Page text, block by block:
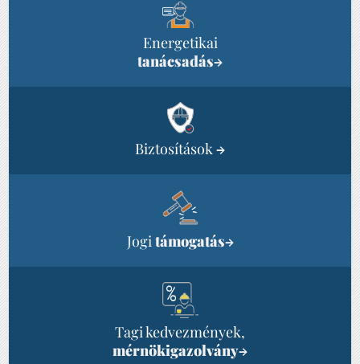
Energetikai
tanácsadás→
Biztosítások →
Jogitámogatás→
Tagi kedvezmények,
mérnökigazolvány→